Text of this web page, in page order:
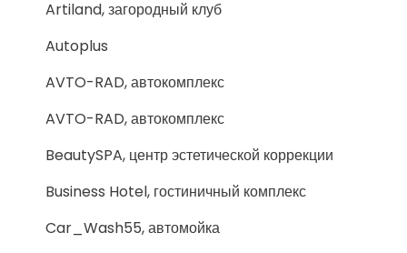
Artiland, загородный клуб
Autoplus
AVTO-RAD, автокомплекс
AVTO-RAD, автокомплекс
BeautySPA, центр эстетической коррекции
Business Hotel, гостиничный комплекс
Car_Wash55, автомойка